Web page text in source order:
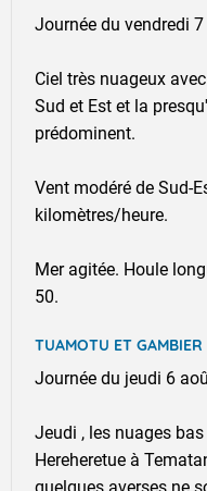
Journée du vendredi
Ciel très nuageux
Sud et Est et la
prédominent.
Vent modéré de Sud-
kilomètres/heure.
Mer agitée. Houle
50.
TUAMOTU ET GAMBIER
Journée du jeudi 6
Jeudi , les nuages
Hereheretue à